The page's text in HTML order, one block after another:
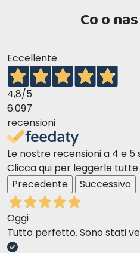
Co o
Eccellente
4,8/5
6.097
recensioni
Le nostre recensioni a 4 e 5
Clicca qui per leggerle tutte
Precedente
Successivo
Oggi
Tutto perfetto. Sono stati